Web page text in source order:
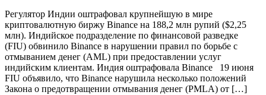
Регулятор Индии оштрафовал крупнейшую в мире
криптовалютную биржу Binance на 188,2 млн рупий ($2,25
млн). Индийское подразделение по финансовой разведке
(FIU) обвинило Binance в нарушении правил по борьбе с
отмыванием денег (AML) при предоставлении услуг
индийским клиентам. Индия оштрафовала Binance 19 июня
FIU объявило, что Binance нарушила несколько положений
Закона о предотвращении отмывания денег (PMLA) от […]